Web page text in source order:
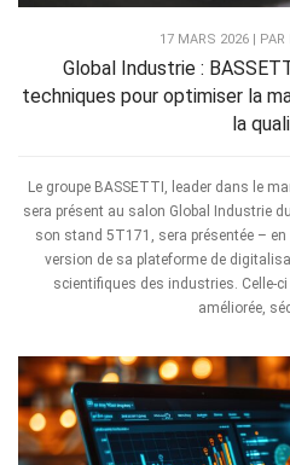
17 MARS 2026 |
Global Industrie :
techniques pour optimiser la
la
Le groupe BASSETTI, leader dans le
sera présent au salon Global Industrie
son stand 5T171, sera présentée –
version de sa plateforme de
scientifiques des industries. Celle-
améliorée,